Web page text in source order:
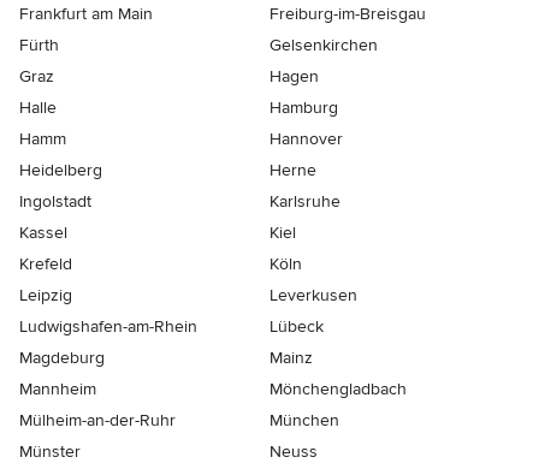
Frankfurt am Main
Freiburg-im-Breisgau
Fürth
Gelsenkirchen
Graz
Hagen
Halle
Hamburg
Hamm
Hannover
Heidelberg
Herne
Ingolstadt
Karlsruhe
Kassel
Kiel
Krefeld
Köln
Leipzig
Leverkusen
Ludwigshafen-am-Rhein
Lübeck
Magdeburg
Mainz
Mannheim
Mönchen­gladbach
Mülheim-an-der-Ruhr
München
Münster
Neuss